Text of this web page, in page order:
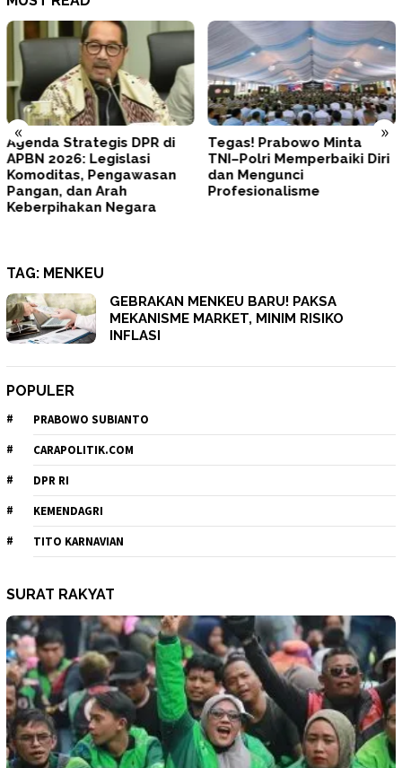
« »
Agenda Strategis DPR di
APBN 2026: Legislasi
Komoditas, Pengawasan
Pangan, dan Arah
Keberpihakan Negara
Tegas! Prabowo Minta
TNI–Polri Memperbaiki Diri
dan Mengunci
Profesionalisme
TAG: MENKEU
GEBRAKAN MENKEU BARU! PAKSA
MEKANISME MARKET, MINIM RISIKO
INFLASI
POPULER
PRABOWO SUBIANTO
CARAPOLITIK.COM
DPR RI
KEMENDAGRI
TITO KARNAVIAN
SURAT RAKYAT